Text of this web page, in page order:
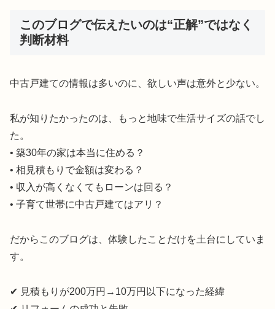
このブログで伝えたいのは“正解”ではなく
判断材料
中古戸建ての情報は多いのに、欲しい声は意外と少ない。
私が知りたかったのは、もっと地味で生活サイズの話でし
た。
• 築30年の家は本当に住める？
• 相見積もりで金額は変わる？
• 収入が高くなくてもローンは回る？
• 子育て世帯に中古戸建てはアリ？
だからこのブログは、体験したことだけを土台にしていま
す。
✔ 見積もりが200万円→10万円以下になった経緯